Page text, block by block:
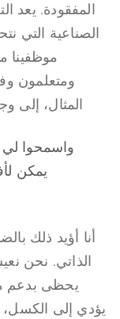
المفقودة. يعد
الصناعية التي
موظفينا
ومتعلمون
المثال، إلى
واسمحوا
يمكن
أنا أؤيد ذلك
الذاتي. نحن
يحظى بدعم
يؤدي إلى الكسل،